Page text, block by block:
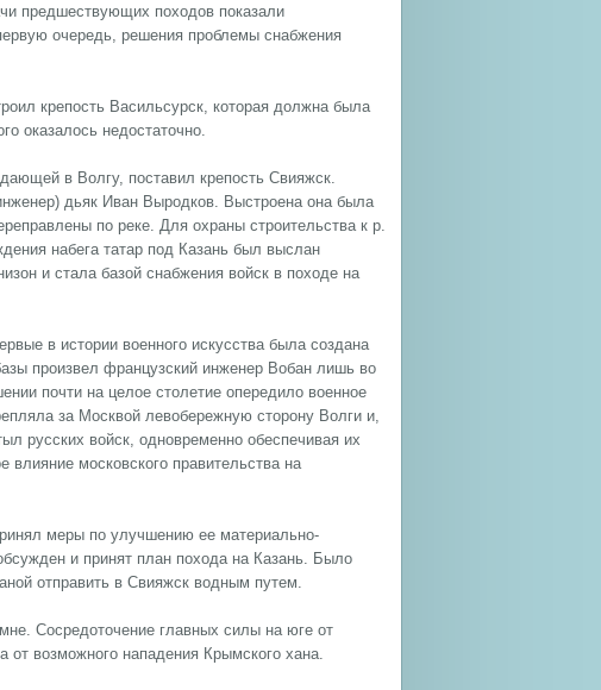
предшествующих походов показали
очередь, решения проблемы снабжения
крепость Васильсурск, которая должна была
оказалось недостаточно.
в Волгу, поставил крепость Свияжск.
дьяк Иван Выродков. Выстроена она была
по реке. Для охраны строительства к р.
набега татар под Казань был выслан
и стала базой снабжения войск в походе на
в истории военного искусства была создана
произвел французский инженер Вобан лишь во
почти на целое столетие опередило военное
за Москвой левобережную сторону Волги и,
русских войск, одновременно обеспечивая их
влияние московского правительства на
меры по улучшению ее материально-
и принят план похода на Казань. Было
отправить в Свияжск водным путем.
Сосредоточение главных силы на юге от
возможного нападения Крымского хана.